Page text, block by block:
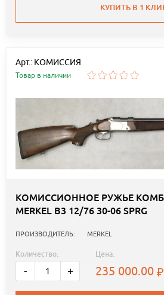
КУПИТЬ В 1
Арт.: КОМИССИЯ
Товар в наличии
КОМИССИОННОЕ РУЖЬЕ
MERKEL B3 12/76 30-06 SPRG
ПРОИЗВОДИТЕЛЬ: MERKEL
Количество:
- +
Цена:
235 000.00